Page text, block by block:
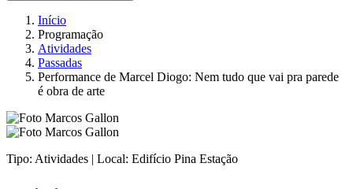
Início
Programação
Atividades
Passadas
Performance de Marcel Diogo: Nem tudo que vai pra parede
é obra de arte
Tipo: Atividades | Local: Edifício Pina Estação